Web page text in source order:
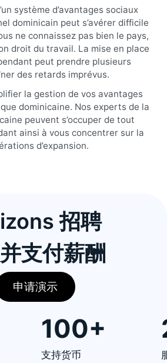
système d’avantages sociaux
dominicain peut s’avérer difficile
ne connaissez pas bien le pays,
droit du travail. La mise en place
peut prendre plusieurs
des retards imprévus.
la gestion de vos avantages
dominicaine. Nos experts de la
peuvent s’occuper de tout
ainsi à vous concentrer sur la
d’expansion.
招聘
支付薪酬
申请演示
100+
支持货币